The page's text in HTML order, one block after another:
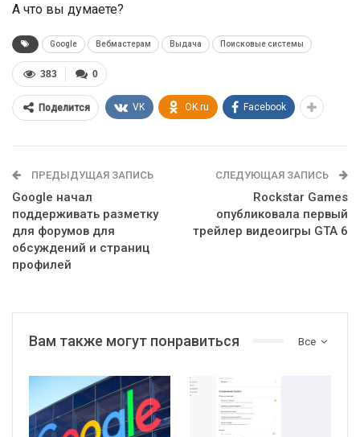
А что вы думаете?
Google Вебмастерам Выдача Поисковые системы
0
383
Поделится VK OK.ru Facebook
ПРЕДЫДУЩАЯ ЗАПИСЬ
Google начал
поддерживать разметку
для форумов для
обсуждений и страниц
профилей
СЛЕДУЮЩАЯ ЗАПИСЬ
Rockstar Games
опубликовала первый
трейлер видеоигры GTA 6
Все
Вам также могут понравиться